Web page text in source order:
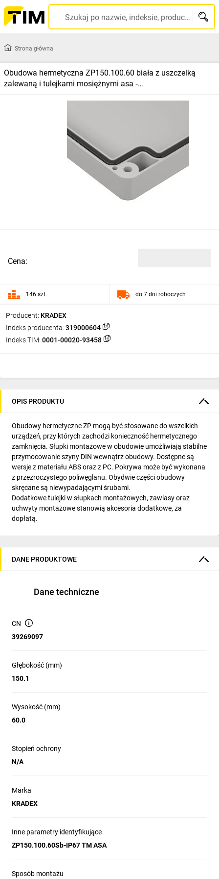
Szukaj po nazwie, indeksie, producencie, kodzie kreskowym...
Strona główna
Obudowa hermetyczna ZP150.100.60 biała z uszczelką
zalewaną i tulejkami mosiężnymi asa ‑
Producent: KRADEX
Indeks producenta: 319000604
Indeks TIM: 0001-00020-93458
Cena:
146 szt. do 7 dni roboczych
OPIS PRODUKTU
Obudowy hermetyczne ZP mogą być stosowane do wszelkich
urządzeń, przy których zachodzi konieczność hermetycznego
zamknięcia. Słupki montażowe w obudowie umożliwiają stabilne
przymocowanie szyny DIN wewnątrz obudowy. Dostępne są
wersje z materiału ABS oraz z PC. Pokrywa może być wykonana
z przezroczystego poliwęglanu. Obydwie części obudowy
skręcane są niewypadającymi śrubami.
Dodatkowe tulejki w słupkach montażowych, zawiasy oraz
uchwyty montażowe stanowią akcesoria dodatkowe, za
dopłatą.
DANE PRODUKTOWE
Dane techniczne
CN
39269097
Głębokość (mm)
150.1
Wysokość (mm)
60.0
Stopień ochrony
N/A
Marka
KRADEX
Inne parametry identyfikujące
ZP150.100.60Sb-IP67 TM ASA
Sposób montażu